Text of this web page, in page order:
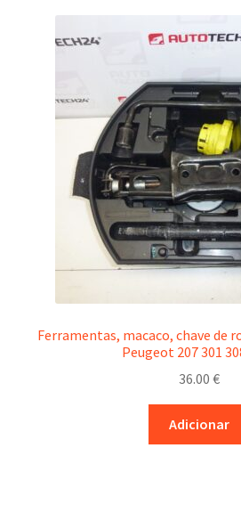
Ferramentas, macaco, chave de
Peugeot 207 301
36.00 €
Adicionar